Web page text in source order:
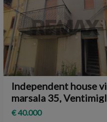
Independent house
marsala 35, Ventimiglia
di Sicilia
€ 40.000